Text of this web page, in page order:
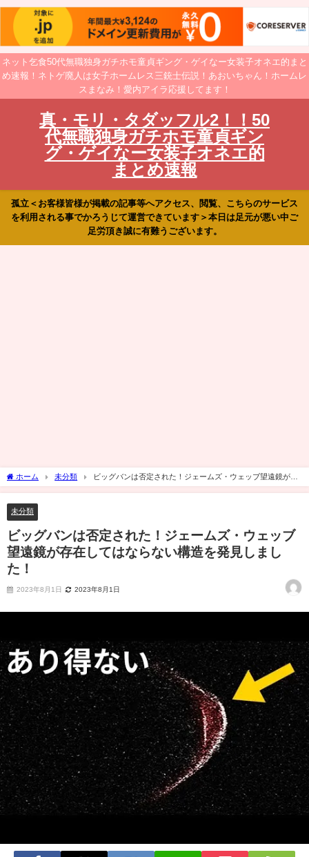
ネット乞食50代無職独身ガチホモ童貞ギング・ゲイなー女装子オネエ的まと
め速報！ネトゲ廃人は女子ホームレス三銃士伝説！あおいちゃん！ホームレ
スまなみ！愛内アイラ応援してます！
真・モリ・タダッフル2！！50
代無職独身ガチホモ童貞ギン
グ・ゲイなー女装子オネエ的
まとめ速報
孤立＜お客様皆様が掲載の記事等へアクセス、閲覧、こちらのサービス
を利用される事でかろうじて運営できています＞本日は足元が悪い中ご
足労頂き誠に有難うございます。
ホーム 未分類
ビッグバンは否定された！ジェームズ・ウェッブ望遠鏡が存
在してはならない構造を発見しました！
未分類
ビッグバンは否定された！ジェームズ・ウェッブ
望遠鏡が存在してはならない構造を発見しまし
た！
2023年8月1日 2023年8月1日